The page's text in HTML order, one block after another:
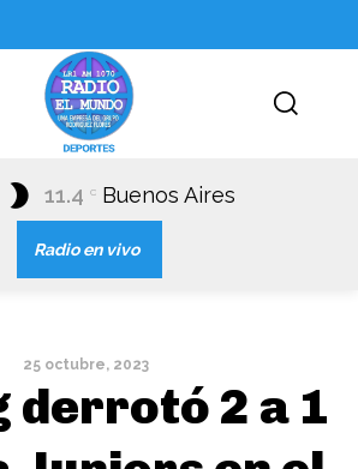
11.4 C Buenos Aires
Radio en vivo
25 octubre, 2023
derrotó 2 a 1